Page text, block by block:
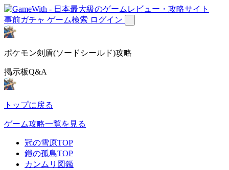
事前ガチャ ゲーム検索 ログイン
ポケモン剣盾(ソードシールド)攻略
掲示板Q&A
トップに戻る
ゲーム攻略一覧を見る
冠の雪原TOP
鎧の孤島TOP
カンムリ図鑑